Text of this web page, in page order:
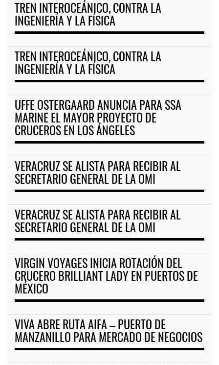
TREN INTEROCEÁNICO, CONTRA LA
INGENIERÍA Y LA FÍSICA
TREN INTEROCEÁNICO, CONTRA LA
INGENIERÍA Y LA FÍSICA
UFFE OSTERGAARD ANUNCIA PARA SSA
MARINE EL MAYOR PROYECTO DE
CRUCEROS EN LOS ÁNGELES
VERACRUZ SE ALISTA PARA RECIBIR AL
SECRETARIO GENERAL DE LA OMI
VERACRUZ SE ALISTA PARA RECIBIR AL
SECRETARIO GENERAL DE LA OMI
VIRGIN VOYAGES INICIA ROTACIÓN DEL
CRUCERO BRILLIANT LADY EN PUERTOS DE
MÉXICO
VIVA ABRE RUTA AIFA – PUERTO DE
MANZANILLO PARA MERCADO DE NEGOCIOS